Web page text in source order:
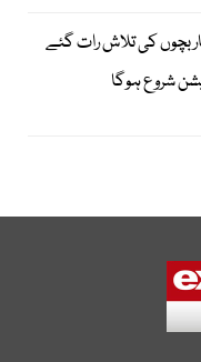
بچوں کی تلاش رات گئے
شروع ہوگا